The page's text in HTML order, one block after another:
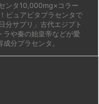
ンタ10,000mg×コラー
ピュアビタプラセンタで
分サプリ」古代エジプト
ラや秦の始皇帝などが愛
分プラセンタ。